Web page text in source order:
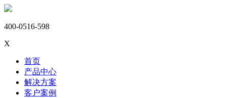
400-0516-598
X
首页
产品中心
解决方案
客户案例